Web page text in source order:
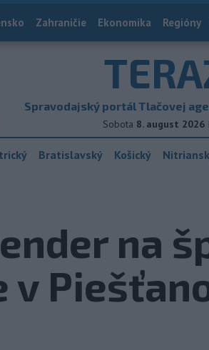
Zahraničie Ekonomika Regióny
Spravodajský portál Tlačovej
Sobota 8. august 2026
Bratislavský Košický
na
v